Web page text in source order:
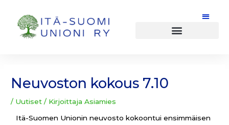
sisältöön
Neuvoston kokous 7.10
/ Uutiset / KirjoittajaAsiamies
Itä-Suomen Unionin neuvosto kokoontui ensimmäisen